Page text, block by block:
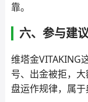
靠。
六、参与建
维塔金VITAKING
号、出金被拒，
盘运作规律，属于